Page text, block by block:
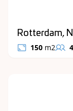
Rotterdam,
150 m2 4